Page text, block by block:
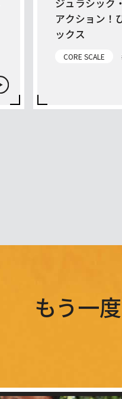
アクション！
ックス
CORE SCALE
もう一